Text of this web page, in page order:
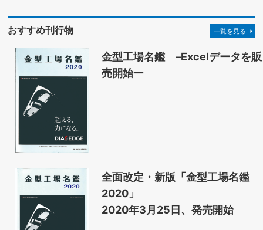
おすすめ刊行物 一覧を見る
金型工場名鑑 –Excelデータを販
売開始ー
全面改定・新版「金型工場名鑑
2020」
2020年3月25日、発売開始